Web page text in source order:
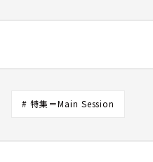
# 特集＝Main Session